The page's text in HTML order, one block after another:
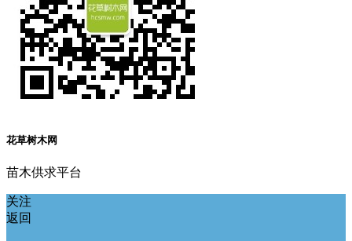
花草树木网
苗木供求平台
关注
返回